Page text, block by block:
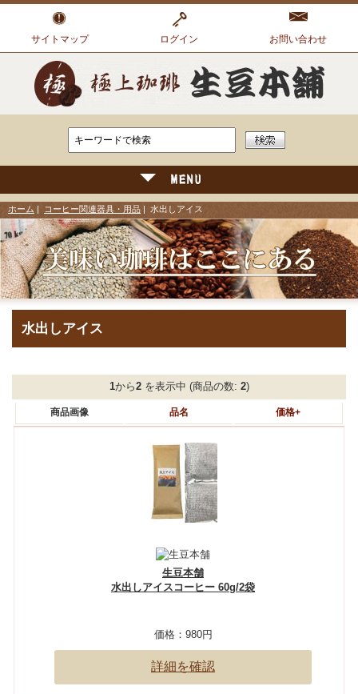
サイトマップ ログイン お問い合わせ
ホーム コーヒー関連器具・用品 | 水出しアイス
水出しアイス
1から2を表示中 (商品の数: 2)
商品画像 品名 価格+
生豆本舗
水出しアイスコーヒー 60g/2袋
価格： 980円
詳細を確認